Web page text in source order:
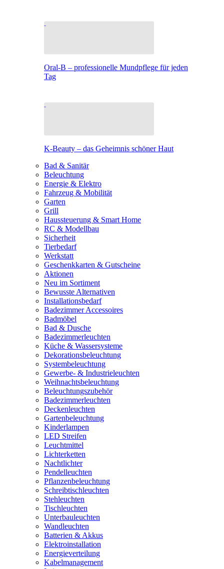
Oral-B – professionelle Mundpflege für jeden
Tag
K-Beauty – das Geheimnis schöner Haut
Bad & Sanitär
Beleuchtung
Energie & Elektro
Fahrzeug & Mobilität
Garten
Grill
Haussteuerung & Smart Home
RC & Modellbau
Sicherheit
Tierbedarf
Werkstatt
Geschenkkarten & Gutscheine
Aktionen
Neu im Sortiment
Bewusste Alternativen
Installationsbedarf
Badezimmer Accessoires
Badmöbel
Bad & Dusche
Badezimmerleuchten
Küche & Wassersysteme
Dekorationsbeleuchtung
Systembeleuchtung
Gewerbe- & Industrieleuchten
Weihnachtsbeleuchtung
Beleuchtungszubehör
Badezimmerleuchten
Deckenleuchten
Gartenbeleuchtung
Kinderlampen
LED Streifen
Leuchtmittel
Lichterketten
Nachtlichter
Pendelleuchten
Pflanzenbeleuchtung
Schreibtischleuchten
Stehleuchten
Tischleuchten
Unterbauleuchten
Wandleuchten
Batterien & Akkus
Elektroinstallation
Energieverteilung
Kabelmanagement